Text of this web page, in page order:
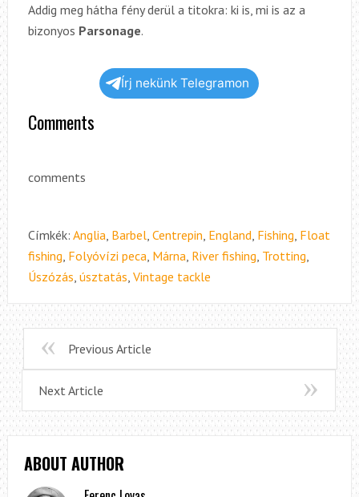
Addig meg hátha fény derül a titokra: ki is, mi is az a
bizonyos Parsonage.
Írj nekünk Telegramon
Comments
comments
Címkék: Anglia Barbel, Centrepin England Fishing Float
fishing Folyóvízi peca Márna River fishing Trotting
Úszózás úsztatás Vintage tackle
Previous Article
Next Article
ABOUT AUTHOR